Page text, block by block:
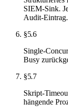
SIEM-Sink.
Audit-Eintrag.
§5.6
Single-
Busy
§5.7
Skript-
hängende